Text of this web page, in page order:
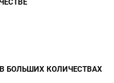
БОЛЬШИХ КОЛИЧЕСТВАХ